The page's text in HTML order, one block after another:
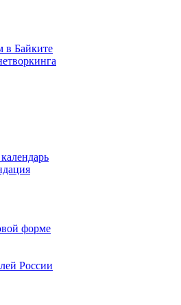
в Байките
форме
России